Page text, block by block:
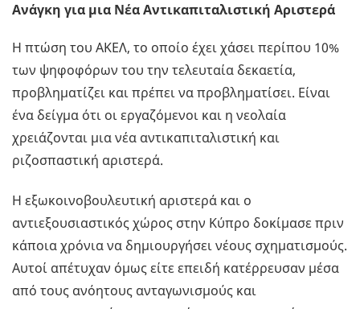
Ανάγκη για μια Νέα Αντικαπιταλιστική Αριστερά
Η πτώση του ΑΚΕΛ, το οποίο έχει χάσει περίπου 10%
των ψηφοφόρων του την τελευταία δεκαετία,
προβληματίζει και πρέπει να προβληματίσει. Είναι
ένα δείγμα ότι οι εργαζόμενοι και η νεολαία
χρειάζονται μια νέα αντικαπιταλιστική και
ριζοσπαστική αριστερά.
Η εξωκοινοβουλευτική αριστερά και ο
αντιεξουσιαστικός χώρος στην Κύπρο δοκίμασε πριν
κάποια χρόνια να δημιουργήσει νέους σχηματισμούς.
Αυτοί απέτυχαν όμως είτε επειδή κατέρρευσαν μέσα
από τους ανόητους ανταγωνισμούς και